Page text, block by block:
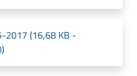
2017 (16,68 KB -